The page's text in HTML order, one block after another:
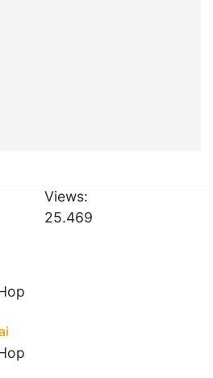
Views:
25.469